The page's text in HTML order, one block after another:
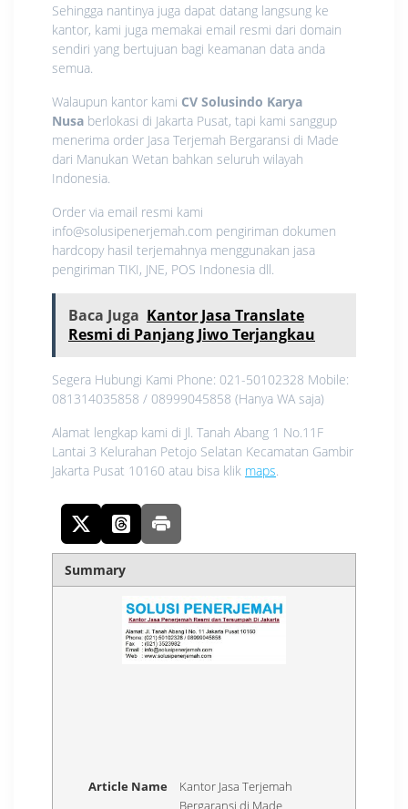
Sehingga nantinya juga dapat datang langsung ke
kantor, kami juga memakai email resmi dari domain
sendiri yang bertujuan bagi keamanan data anda
semua.
Walaupun kantor kami CV Solusindo Karya
Nusa berlokasi di Jakarta Pusat, tapi kami sanggup
menerima order Jasa Terjemah Bergaransi di Made
dari Manukan Wetan bahkan seluruh wilayah
Indonesia.
Order via email resmi kami
info@solusipenerjemah.com pengiriman dokumen
hardcopy hasil terjemahnya menggunakan jasa
pengiriman TIKI, JNE, POS Indonesia dll.
Baca Juga Kantor Jasa Translate
Resmi di Panjang Jiwo Terjangkau
Segera Hubungi Kami Phone: 021-50102328 Mobile:
081314035858 / 08999045858 (Hanya WA saja)
Alamat lengkap kami di Jl. Tanah Abang 1 No.11F
Lantai 3 Kelurahan Petojo Selatan Kecamatan Gambir
Jakarta Pusat 10160 atau bisa klik maps.
Summary
Article Name
Kantor Jasa Terjemah
Bergaransi di Made